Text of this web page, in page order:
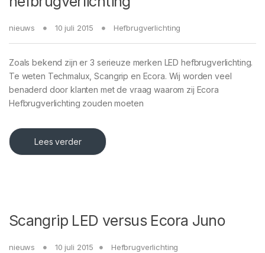
nieuws 10 juli 2015 Hefbrugverlichting
Zoals bekend zijn er 3 serieuze merken LED hefbrugverlichting.
Te weten Techmalux, Scangrip en Ecora. Wij worden veel
benaderd door klanten met de vraag waarom zij Ecora
Hefbrugverlichting zouden moeten
Lees verder
Scangrip LED versus Ecora Juno
nieuws 10 juli 2015 Hefbrugverlichting